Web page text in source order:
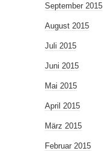
September 2015
August 2015
Juli 2015
Juni 2015
Mai 2015
April 2015
März 2015
Februar 2015